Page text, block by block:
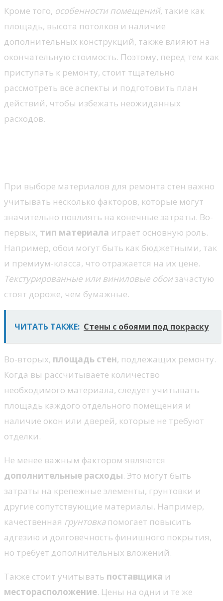
Кроме того, особенности помещений, такие как
площадь, высота потолков и наличие
дополнительных конструкций, также влияют на
окончательную стоимость. Поэтому, перед тем как
приступать к ремонту, стоит тщательно
рассмотреть все аспекты и подготовить план
действий, чтобы избежать неожиданных
расходов.
При выборе материалов для ремонта стен важно
учитывать несколько факторов, которые могут
значительно повлиять на конечные затраты. Во-
первых, тип материала играет основную роль.
Например, обои могут быть как бюджетными, так
и премиум-класса, что отражается на их цене.
Текстурированные или виниловые обои зачастую
стоят дороже, чем бумажные.
ЧИТАТЬ ТАКЖЕ: Стены с обоями под покраску
Во-вторых, площадь стен, подлежащих ремонту.
Когда вы рассчитываете количество
необходимого материала, следует учитывать
площадь каждого отдельного помещения и
наличие окон или дверей, которые не требуют
отделки.
Не менее важным фактором являются
дополнительные расходы. Это могут быть
затраты на крепежные элементы, грунтовки и
другие сопутствующие материалы. Например,
качественная грунтовкапомогает повысить
адгезию и долговечность финишного покрытия,
но требует дополнительных вложений.
Также стоит учитывать поставщика и
месторасположение. Цены на одни и те же